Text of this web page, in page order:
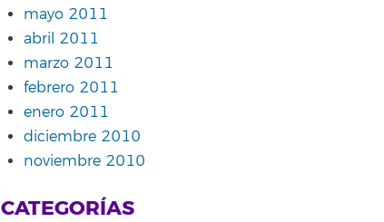
mayo 2011
abril 2011
marzo 2011
febrero 2011
enero 2011
diciembre 2010
noviembre 2010
CATEGORÍAS